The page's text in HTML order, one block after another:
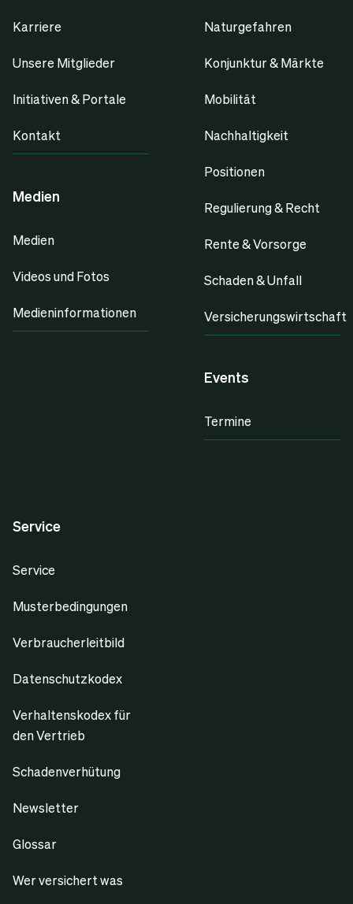
Karriere
Unsere Mitglieder
Initiativen & Portale
Kontakt
Medien
Medien
Videos und Fotos
Medieninformationen
Naturgefahren
Konjunktur & Märkte
Mobilität
Nachhaltigkeit
Positionen
Regulierung & Recht
Rente & Vorsorge
Schaden & Unfall
Versicherungswirtschaft
Events
Termine
Service
Service
Musterbedingungen
Verbraucherleitbild
Datenschutzkodex
Verhaltenskodex für
den Vertrieb
Schadenverhütung
Newsletter
Glossar
Wer versichert was